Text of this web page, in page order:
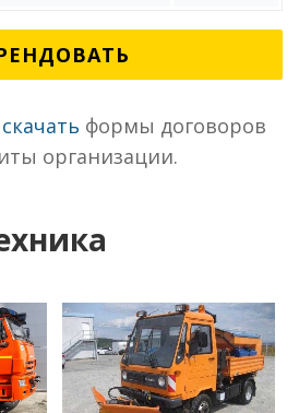
скачать формы договоров
организации.